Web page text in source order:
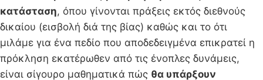
κατάσταση, όπου γίνονται πράξεις εκτός διεθνούς
δικαίου (εισβολή διά της βίας) καθώς και το ότι
μιλάμε για ένα πεδίο που αποδεδειγμένα επικρατεί η
πρόκληση εκατέρωθεν από τις ένοπλες δυνάμεις,
είναι σίγουρο μαθηματικά πώς θα υπάρξουν